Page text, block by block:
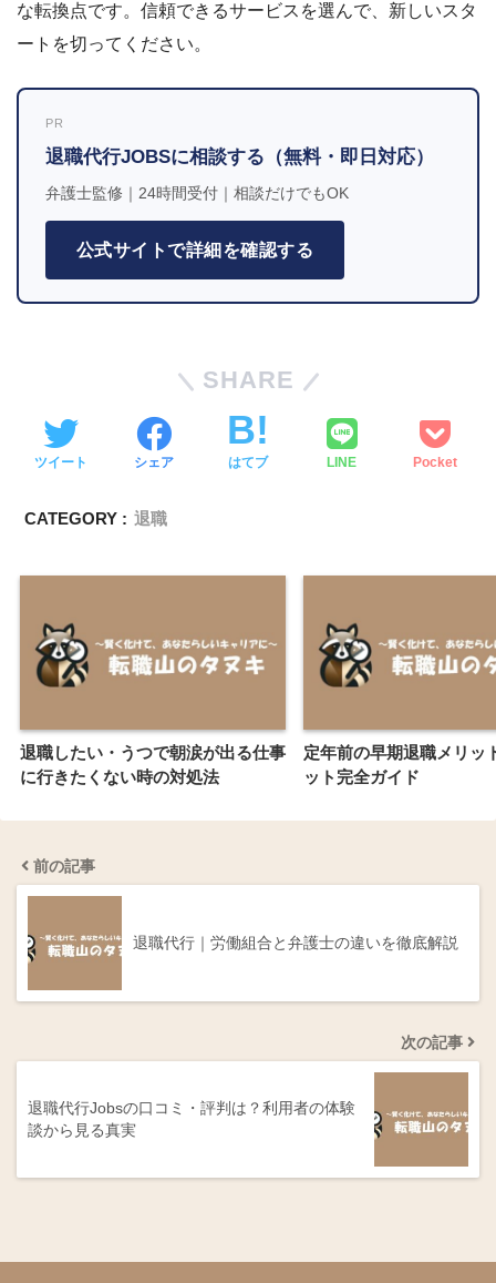
な転換点です。信頼できるサービスを選んで、新しいスタ
ートを切ってください。
PR
退職代行JOBSに相談する（無料・即日対応）
弁護士監修｜24時間受付｜相談だけでもOK
公式サイトで詳細を確認する
SHARE
ツイート シェア はてブ LINE Pocket
CATEGORY : 退職
退職したい・うつで朝涙が出る仕事
に行きたくない時の対処法
定年前の早期退職メリッ
ット完全ガイド
前の記事
退職代行｜労働組合と弁護士の違いを徹底解説
次の記事
退職代行Jobsの口コミ・評判は？利用者の体験
談から見る真実